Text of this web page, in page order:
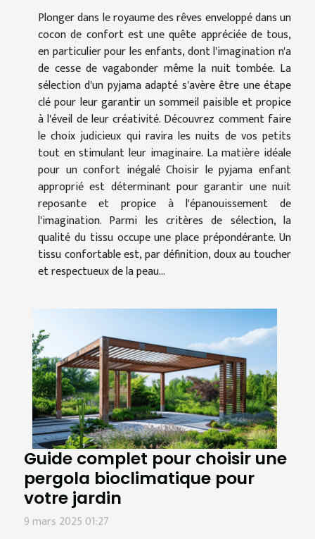
Plonger dans le royaume des rêves enveloppé dans un
cocon de confort est une quête appréciée de tous,
en particulier pour les enfants, dont l'imagination n'a
de cesse de vagabonder même la nuit tombée. La
sélection d'un pyjama adapté s'avère être une étape
clé pour leur garantir un sommeil paisible et propice
à l'éveil de leur créativité. Découvrez comment faire
le choix judicieux qui ravira les nuits de vos petits
tout en stimulant leur imaginaire. La matière idéale
pour un confort inégalé Choisir le pyjama enfant
approprié est déterminant pour garantir une nuit
reposante et propice à l'épanouissement de
l'imagination. Parmi les critères de sélection, la
qualité du tissu occupe une place prépondérante. Un
tissu confortable est, par définition, doux au toucher
et respectueux de la peau...
Guide complet pour choisir une
pergola bioclimatique pour
votre jardin
9 mars 2025 01:27